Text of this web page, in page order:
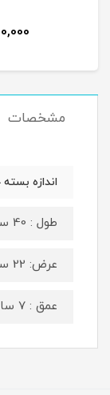
مشخصات
اندازه
طول : 40 سانتی متر
عرض: 22 سانتی متر
عمق : 7 سانتی متر